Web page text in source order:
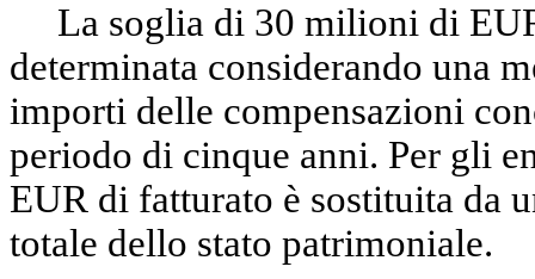
La soglia di 30 milioni di
determinata considerando una
importi delle compensazioni
periodo di cinque anni. Per gli
EUR di fatturato è sostituita da
totale dello stato patrimoniale.